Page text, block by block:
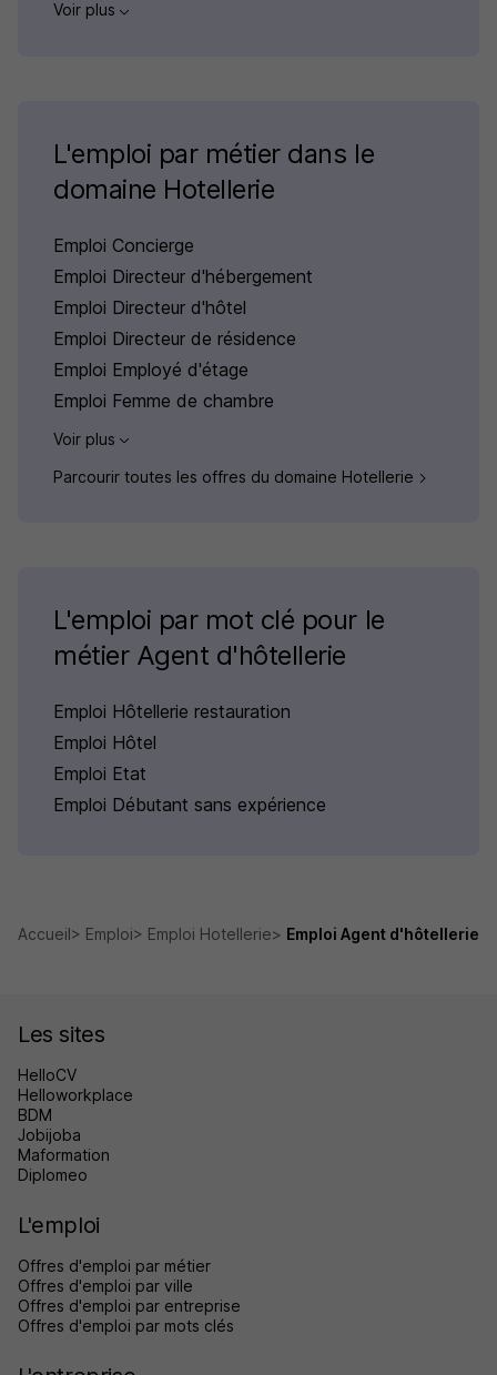
Voir plus
L'emploi par métier dans le
domaine Hotellerie
Emploi Concierge
Emploi Directeur d'hébergement
Emploi Directeur d'hôtel
Emploi Directeur de résidence
Emploi Employé d'étage
Emploi Femme de chambre
Voir plus
Parcourir toutes les offres du domaine Hotellerie
L'emploi par mot clé pour le
métier Agent d'hôtellerie
Emploi Hôtellerie restauration
Emploi Hôtel
Emploi Etat
Emploi Débutant sans expérience
Accueil Emploi Emploi Hotellerie Emploi Agent d'hôtellerie
Les sites
HelloCV
Helloworkplace
BDM
Jobijoba
Maformation
Diplomeo
L'emploi
Offres d'emploi par métier
Offres d'emploi par ville
Offres d'emploi par entreprise
Offres d'emploi par mots clés